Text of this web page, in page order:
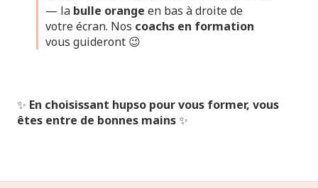
— la bulle orange en bas à droite de
votre écran. Nos coachs en formation
vous guideront 😉
✨ En choisissant hupso pour vous former, vous
êtes entre de bonnes mains✨